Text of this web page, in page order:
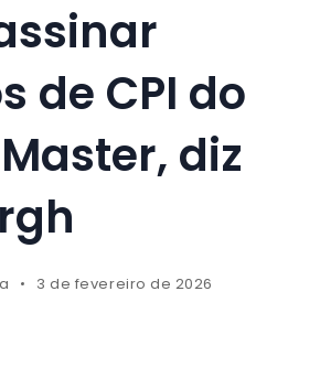
de CPI do
diz
3 de fevereiro de 2026